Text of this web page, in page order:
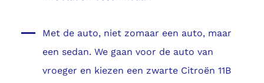
Met de auto, niet zomaar een auto, maar
een sedan. We gaan voor de auto van
vroeger en kiezen een zwarte Citroën 11B